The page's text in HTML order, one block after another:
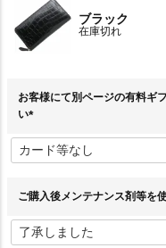
ブラック
在庫切れ
お客様にて別ページの有料ギ
い
必
須
ご購入後メンテナンス剤等を